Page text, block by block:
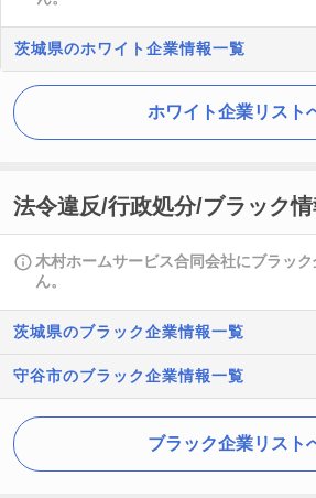
茨城県のホワイト企業情報一覧
ホワイト企業リスト
法令違反/行政処分/ブラック情
木村ホームサービス合同会社にブラッ
ん。
茨城県のブラック企業情報一覧
守谷市のブラック企業情報一覧
ブラック企業リスト